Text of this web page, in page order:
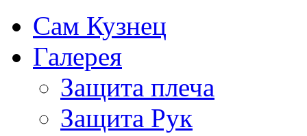
Сам Кузнец
Галерея
Защита плеча
Защита Рук